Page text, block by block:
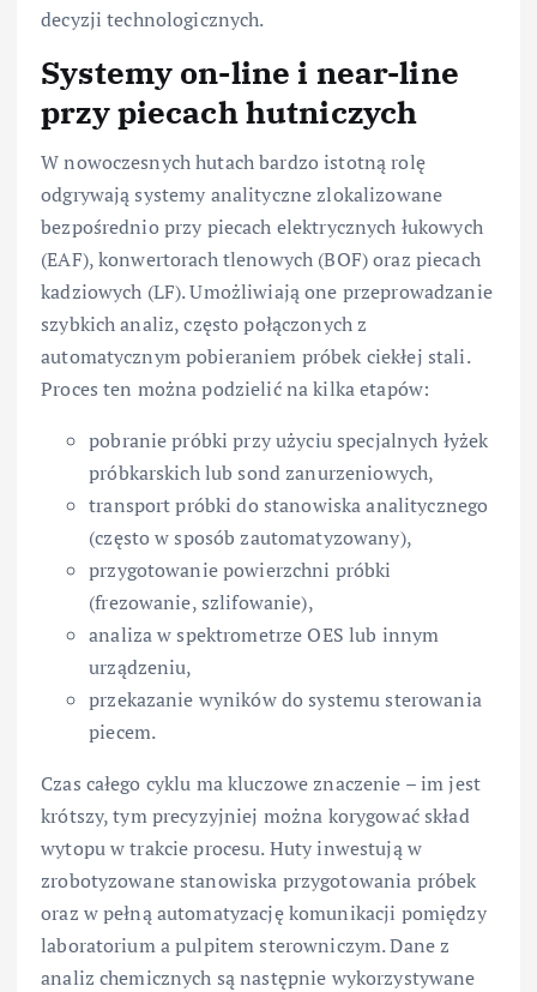
decyzji technologicznych.
Systemy on-line i near-line
przy piecach hutniczych
W nowoczesnych hutach bardzo istotną rolę
odgrywają systemy analityczne zlokalizowane
bezpośrednio przy piecach elektrycznych łukowych
(EAF), konwertorach tlenowych (BOF) oraz piecach
kadziowych (LF). Umożliwiają one przeprowadzanie
szybkich analiz, często połączonych z
automatycznym pobieraniem próbek ciekłej stali.
Proces ten można podzielić na kilka etapów:
pobranie próbki przy użyciu specjalnych łyżek
próbkarskich lub sond zanurzeniowych,
transport próbki do stanowiska analitycznego
(często w sposób zautomatyzowany),
przygotowanie powierzchni próbki
(frezowanie, szlifowanie),
analiza w spektrometrze OES lub innym
urządzeniu,
przekazanie wyników do systemu sterowania
piecem.
Czas całego cyklu ma kluczowe znaczenie – im jest
krótszy, tym precyzyjniej można korygować skład
wytopu w trakcie procesu. Huty inwestują w
zrobotyzowane stanowiska przygotowania próbek
oraz w pełną automatyzację komunikacji pomiędzy
laboratorium a pulpitem sterowniczym. Dane z
analiz chemicznych są następnie wykorzystywane